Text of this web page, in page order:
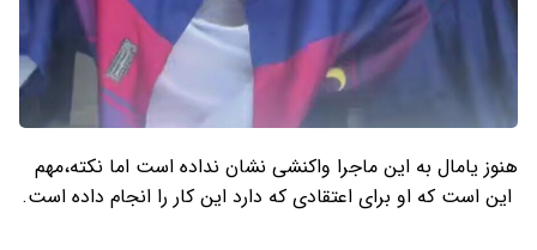
هنوز یامال به این ماجرا واکنشی نشان نداده است اما نکته،مهم
این است که او برای اعتقادی که دارد این کار را انجام داده است.